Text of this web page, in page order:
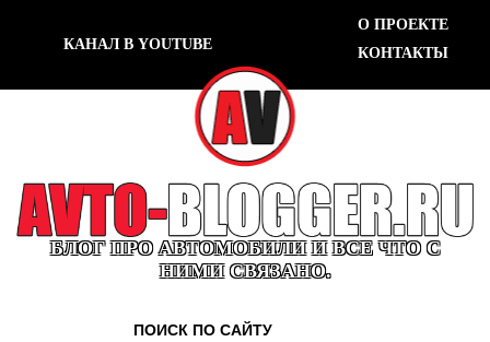
КАНАЛ В YOUTUBE
О ПРОЕКТЕ
КОНТАКТЫ
БЛОГ ПРО АВТОМОБИЛИ И ВСЕ ЧТО С
НИМИ СВЯЗАНО.